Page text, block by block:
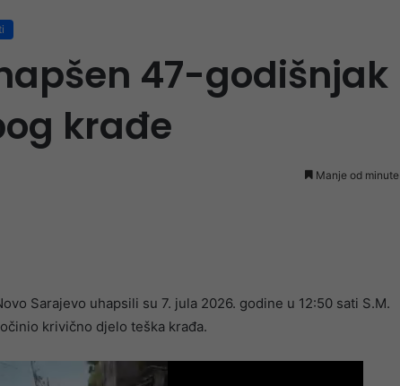
47-godišnjak
krađe
Manje od minute
Sarajevo uhapsili su 7. jula 2026. godine u 12:50 sati S.M.
krivično djelo teška krađa.